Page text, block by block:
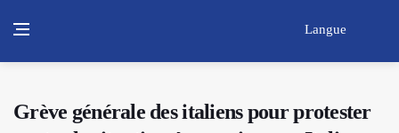
Langue
Grève générale des italiens pour protester